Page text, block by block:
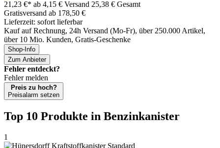
21,23 €* ab 4,15 € Versand 25,38 € Gesamt
Gratisversand ab 178,50 €
Lieferzeit: sofort lieferbar
Kauf auf Rechnung, 24h Versand (Mo-Fr), über 250.000 Artikel,
über 10 Mio. Kunden, Gratis-Geschenke
Shop-Info
Zum Anbieter
Fehler entdeckt?
Fehler melden
Preis zu hoch?
Preisalarm setzen
Top 10 Produkte in Benzinkanister
1